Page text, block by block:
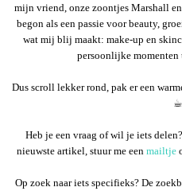
mijn vriend, onze zoontjes Marshall
begon als een passie voor beauty,
wat mij blij maakt: make-up en
persoonlijke momenten
Dus scroll lekker rond, pak er een
☕︎
Heb je een vraag of wil je iets
nieuwste artikel, stuur me een mailtje
Op zoek naar iets specifieks? De